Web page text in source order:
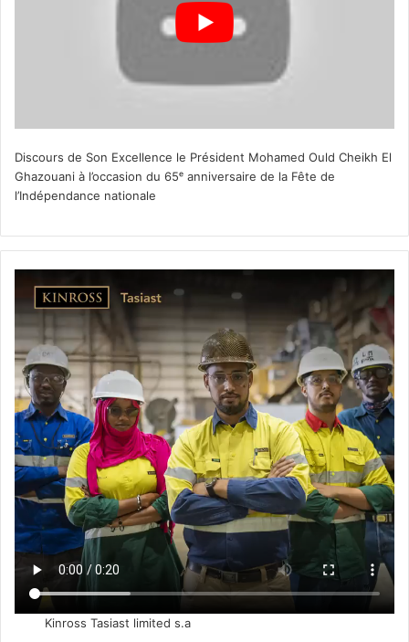
Discours de Son Excellence le Président Mohamed Ould Cheikh El
Ghazouani à l’occasion du 65ᵉ anniversaire de la Fête de
l’Indépendance nationale
Kinross Tasiast limited s.a